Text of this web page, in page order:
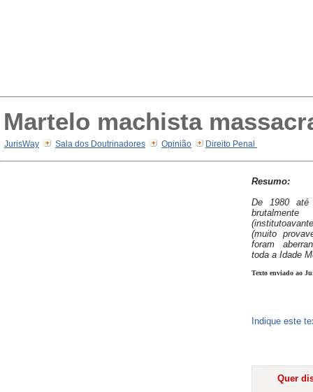
Martelo machista
JurisWay Sala dos Doutrinadores Opinião Direito Penal
Resumo:
De 1980 até
(muito
foram
toda a Idade
Texto enviado ao
Indique este
Quer